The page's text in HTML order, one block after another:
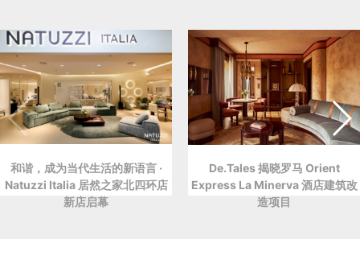
和谐，成为当代生活的新语言 ·
Natuzzi Italia 居然之家北四环店
新店启幕
De.Tales 揭晓罗马 Orient
Express La Minerva 酒店建筑改
造项目